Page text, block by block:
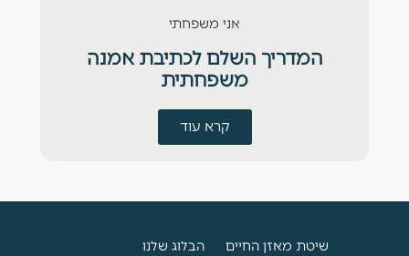
אני משפחתי
המדריך השלם לכתיבת אמנה
משפחתית
קרא עוד
שיטת מאזן החיים
הבלוג שלנו